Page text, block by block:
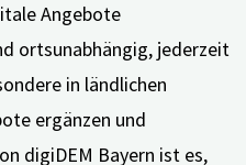
Angebote
ortsunabhängig, jederzeit
in ländlichen
ergänzen und
digiDEM Bayern ist es,